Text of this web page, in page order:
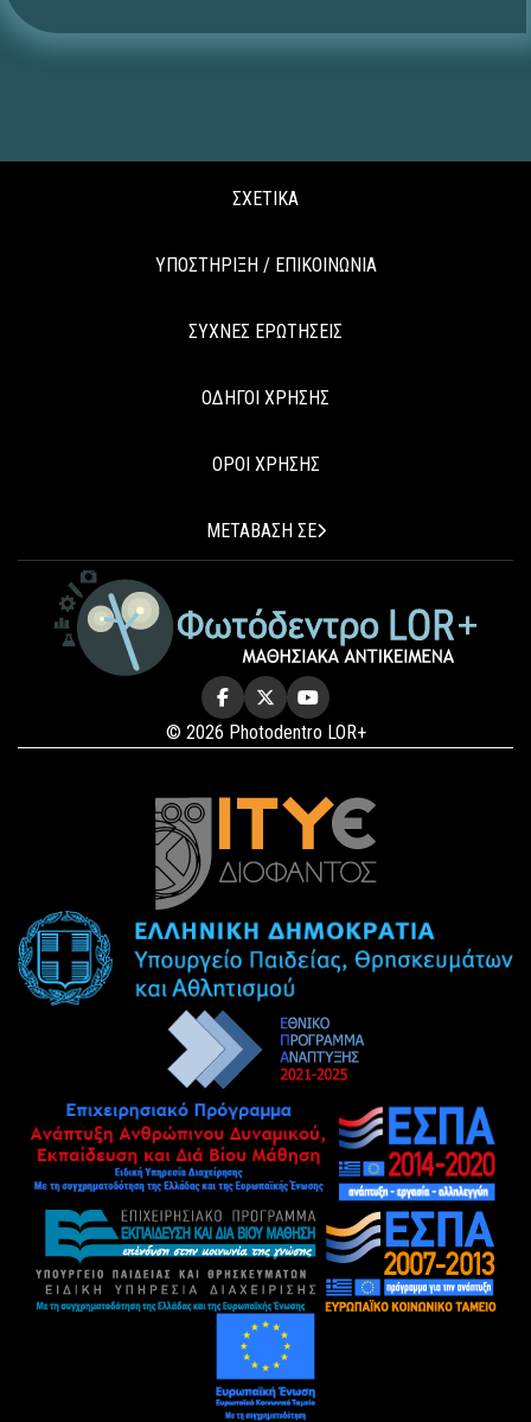
ΣΧΕΤΙΚΑ
ΥΠΟΣΤΗΡΙΞΗ / ΕΠΙΚΟΙΝΩΝΙΑ
ΣΥΧΝΕΣ ΕΡΩΤΗΣΕΙΣ
ΟΔΗΓΟΙ ΧΡΗΣΗΣ
ΟΡΟΙ ΧΡΗΣΗΣ
ΜΕΤΑΒΑΣΗ ΣΕ
© 2026 Photodentro LOR+